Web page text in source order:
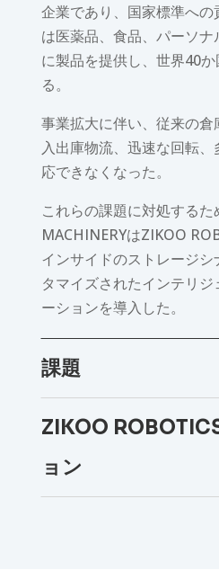
企業であり、国家標準へ
は医薬品、食品、パーソ
に製品を提供し、世界40
る。
事業拡大に伴い、従来の
入出庫物流、迅速な回転
応できなくなった。
これらの課題に対処するた
MACHINERYはZIKOO
インサイドのストレージ
タマイズされたインテリ
ーションを導入した。
課題
ZIKOO
ョン